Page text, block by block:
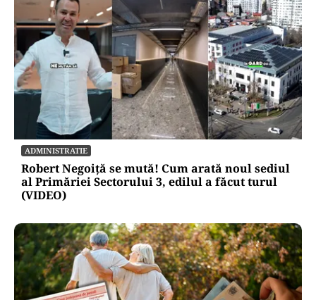
ADMINISTRATIE
Robert Negoiță se mută! Cum arată noul sediul
al Primăriei Sectorului 3, edilul a făcut turul
(VIDEO)